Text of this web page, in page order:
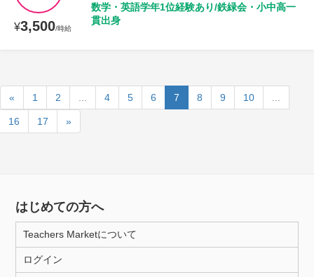
¥3,500/時給
数学・英語学年1位経験あり/鉄緑会・小中高一
貫出身
« 1 2 4 5 6 7 8 9 10
16 17 »
はじめての方へ
Teachers Marketについて
ログイン